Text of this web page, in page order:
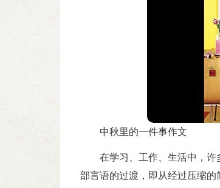
中秋里的一件事作文
在学习、工作、生活中，
部言语的过渡，即从经过压缩